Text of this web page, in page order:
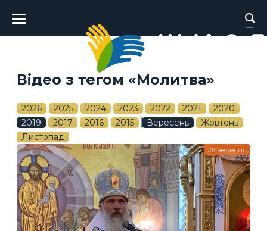
Головне
меню
Відео з тегом «Молитва»
2026 2025 2024 2023 2022 2021
2020
2019
2017 2016 2015 Вересень
Жовтень
Листопад
26 вересня